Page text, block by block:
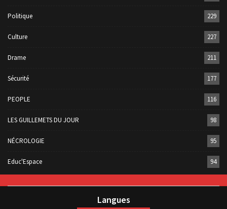
Politique 229
Culture 227
Drame 211
Sécurité 177
PEOPLE 116
LES GUILLEMETS DU JOUR 98
NÉCROLOGIE 95
Educ'Espace 94
Langues